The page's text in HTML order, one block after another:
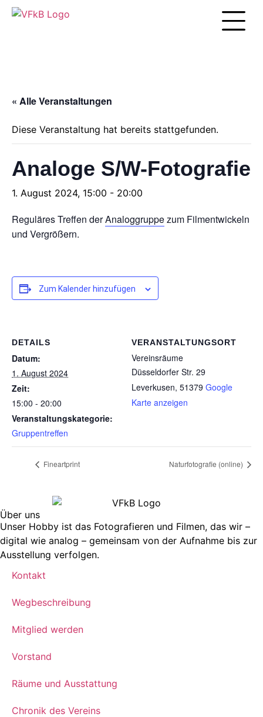
« Alle Veranstaltungen
Diese Veranstaltung hat bereits stattgefunden.
Analoge S/W-Fotografie
1. August 2024, 15:00 - 20:00
Reguläres Treffen derAnaloggruppezum Filmentwickeln
und Vergrößern.
Zum Kalender hinzufügen
DETAILS
Datum:
1. August 2024
Zeit:
15:00 - 20:00
Veranstaltungskategorie:
Gruppentreffen
VERANSTALTUNGSORT
Vereinsräume
Düsseldorfer Str. 29
Leverkusen, 51379 Google
Karte anzeigen
Fineartprint Naturfotografie (online)
Über uns
Unser Hobby ist das Fotografieren und Filmen, das wir –
digital wie analog – gemeinsam von der Aufnahme bis zur
Ausstellung verfolgen.
Kontakt
Wegbeschreibung
Mitglied werden
Vorstand
Räume und Ausstattung
Chronik des Vereins